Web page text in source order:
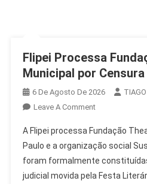
Flipei Processa
Municipal por Censura
6 De Agosto De 2026
Leave A CommentOn
Processa
Fundação
Theatro
Municipal
A Flipei processa Fundação
Paulo e a organização social
foram formalmente
judicial movida pela Festa